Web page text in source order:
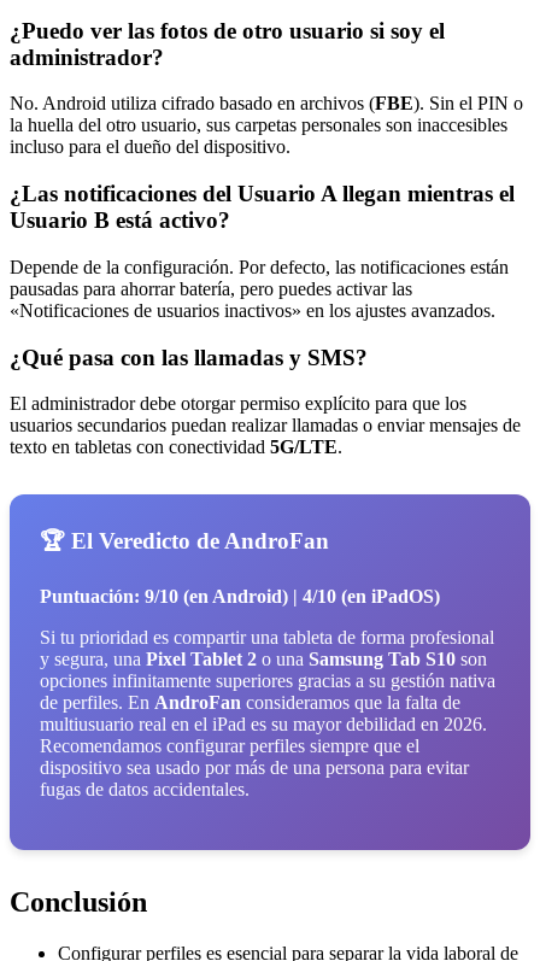
¿Puedo ver las fotos de otro usuario si soy el
administrador?
No. Android utiliza cifrado basado en archivos (FBE). Sin el PIN o
la huella del otro usuario, sus carpetas personales son inaccesibles
incluso para el dueño del dispositivo.
¿Las notificaciones del Usuario A llegan mientras el
Usuario B está activo?
Depende de la configuración. Por defecto, las notificaciones están
pausadas para ahorrar batería, pero puedes activar las
«Notificaciones de usuarios inactivos» en los ajustes avanzados.
¿Qué pasa con las llamadas y SMS?
El administrador debe otorgar permiso explícito para que los
usuarios secundarios puedan realizar llamadas o enviar mensajes de
texto en tabletas con conectividad 5G/LTE.
🏆 El Veredicto de AndroFan
Puntuación: 9/10 (en Android) | 4/10 (en iPadOS)
Si tu prioridad es compartir una tableta de forma profesional
y segura, una Pixel Tablet 2 o una Samsung Tab S10 son
opciones infinitamente superiores gracias a su gestión nativa
de perfiles. En AndroFan consideramos que la falta de
multiusuario real en el iPad es su mayor debilidad en 2026.
Recomendamos configurar perfiles siempre que el
dispositivo sea usado por más de una persona para evitar
fugas de datos accidentales.
Conclusión
Configurar perfiles es esencial para separar la vida laboral de